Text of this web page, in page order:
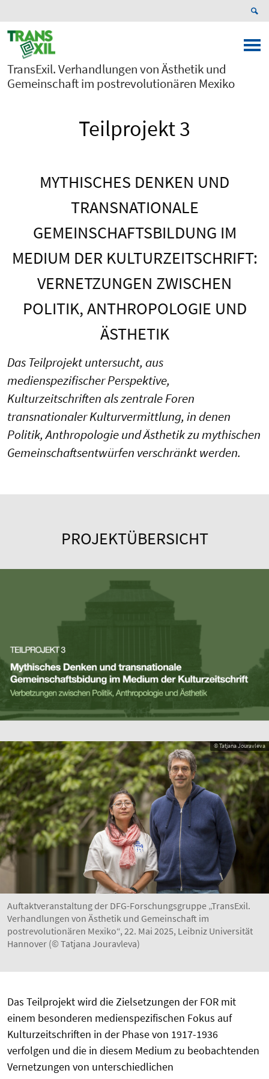
TransExil. Verhandlungen von Ästhetik und
Gemeinschaft im postrevolutionären Mexiko
Teilprojekt 3
MYTHISCHES DENKEN UND
TRANSNATIONALE
GEMEINSCHAFTSBILDUNG IM
MEDIUM DER KULTURZEITSCHRIFT:
VERNETZUNGEN ZWISCHEN
POLITIK, ANTHROPOLOGIE UND
ÄSTHETIK
Das Teilprojekt untersucht, aus
medienspezifischer Perspektive,
Kulturzeitschriften als zentrale Foren
transnationaler Kulturvermittlung, in denen
Politik, Anthropologie und Ästhetik zu mythischen
Gemeinschaftsentwürfen verschränkt werden.
PROJEKTÜBERSICHT
© Tatjana Jouravleva
Auftaktveranstaltung der DFG-Forschungsgruppe „TransExil.
Verhandlungen von Ästhetik und Gemeinschaft im
postrevolutionären Mexiko“, 22. Mai 2025, Leibniz Universität
Hannover (© Tatjana Jouravleva)
Das Teilprojekt wird die Zielsetzungen der FOR mit
einem besonderen medienspezifischen Fokus auf
Kulturzeitschriften in der Phase von 1917-1936
verfolgen und die in diesem Medium zu beobachtenden
Vernetzungen von unterschiedlichen